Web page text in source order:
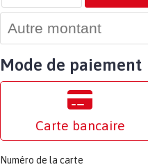
Mode de paiement
Carte bancaire
Numéro de la carte